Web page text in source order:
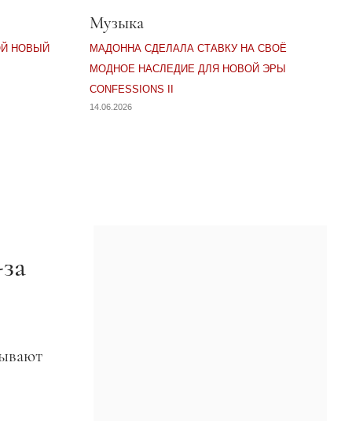
новой категории для
свой новый тур в
НОВЫЙ
Музыка
Мадонна сделала
МАДОННА СДЕЛАЛА СТАВКУ НА СВОЁ
МОДНОЕ НАСЛЕДИЕ ДЛЯ НОВОЙ ЭРЫ
CONFESSIONS II
14.06.2026